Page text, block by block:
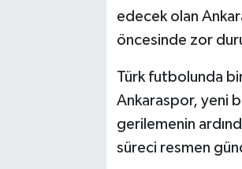
edecek olan
öncesinde zor
Türk futbolunda
Ankaraspor, yeni
gerilemenin
süreci resmen